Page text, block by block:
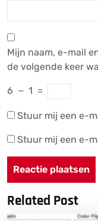
Mijn naam, e-mail
de volgende keer
6 − 1 =
Stuur mij een e-
Stuur mij een e-
Related Post